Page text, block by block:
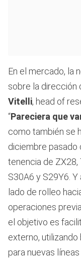
En el mercado, la
sobre la dirección
Vitelli, head of
“Pareciera que
como también se
diciembre pasado
tenencia de ZX28,
S30A6 y S29Y6.
lado de rolleo
operaciones
el objetivo es
externo,
para nuevas